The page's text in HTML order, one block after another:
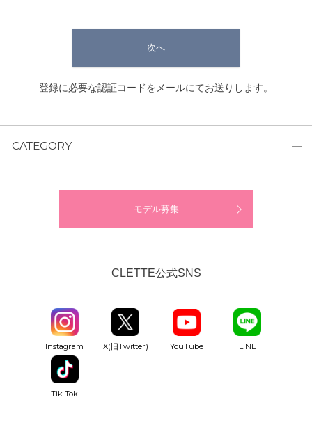
次へ
登録に必要な認証コードをメールにてお送りします。
CATEGORY
モデル募集
CLETTE公式SNS
Instagram X(旧Twitter) YouTube LINE
Tik Tok